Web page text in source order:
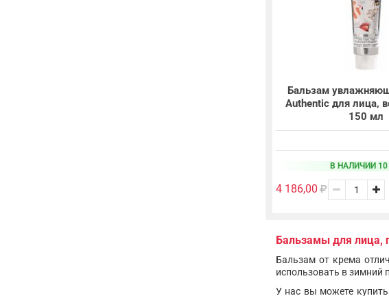
Бальзам
Authentic для лица,
150 мл
В НАЛИЧИИ 10
4 186,00
Бальзамы для лица,
Бальзам от крема
использовать в зимний
У нас вы можете